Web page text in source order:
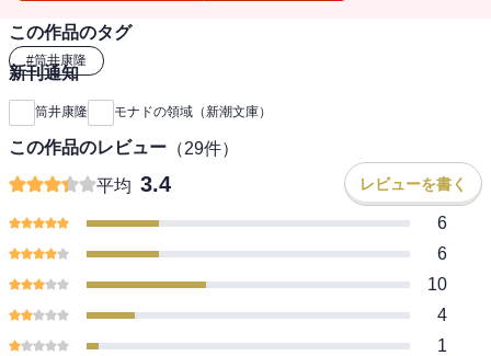
この作品のタグ
#筒井康隆
新刊通知
筒井康隆 モナドの領域（新潮文庫）
この作品のレビュー （29件）
平均 3.4 レビューを書く
6
6
10
4
1